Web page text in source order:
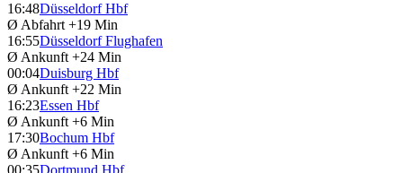
16:48Düsseldorf Hbf
Ø Abfahrt +19 Min
16:55Düsseldorf Flughafen
Ø Ankunft +24 Min
00:04Duisburg Hbf
Ø Ankunft +22 Min
16:23Essen Hbf
Ø Ankunft +6 Min
17:30Bochum Hbf
Ø Ankunft +6 Min